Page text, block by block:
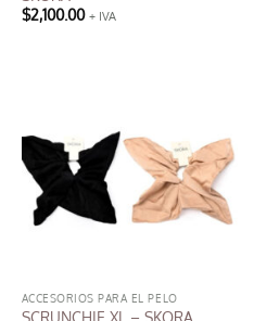
$2,100.00 + IVA
ACCESORIOS PARA EL PELO
SCRUNCHIE XL – SKORA